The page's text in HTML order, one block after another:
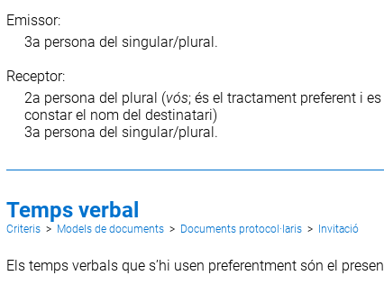
Emissor:
3a persona del singular/plural.
Receptor:
2a persona del plural (vós; és el tractament preferent i
constar el nom del destinatari)
3a persona del singular/plural.
Temps verbal
Criteris > Models de documents > Documents protocol·laris > Invitació
Els temps verbals que s’hi usen preferentment són el